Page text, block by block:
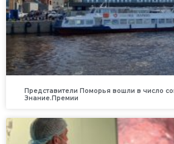
Представители Поморья вошли в число
Знание.Премии